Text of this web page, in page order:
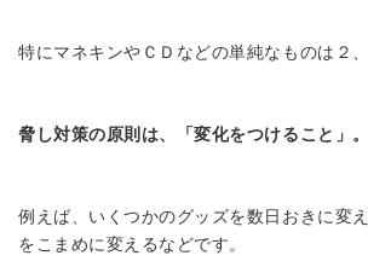
特にマネキンやＣＤなどの単純なものは２
脅し対策の原則は、「変化をつけること」。
例えば、いくつかのグッズを数日おきに変
をこまめに変えるなどです。